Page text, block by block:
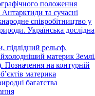
положення
та сучасні
співробітництво у
Українська дослідна
підлідний рельєф.
материк
на контурній
материка
багатства